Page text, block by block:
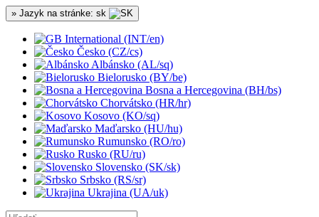
» Jazyk na stránke: sk
International (INT/en)
Česko (CZ/cs)
Albánsko (AL/sq)
Bielorusko (BY/be)
Bosna a Hercegovina (BH/bs)
Chorvátsko (HR/hr)
Kosovo (KO/sq)
Maďarsko (HU/hu)
Rumunsko (RO/ro)
Rusko (RU/ru)
Slovensko (SK/sk)
Srbsko (RS/sr)
Ukrajina (UA/uk)